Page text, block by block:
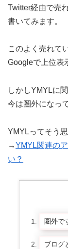
Twitter経由で売
書いてみます。
このよく売れて
Googleで上位表
しかしYMYLに
今は圏外になっ
YMYLってそう
→YMYL関連の
い？
圏外で
ブログ